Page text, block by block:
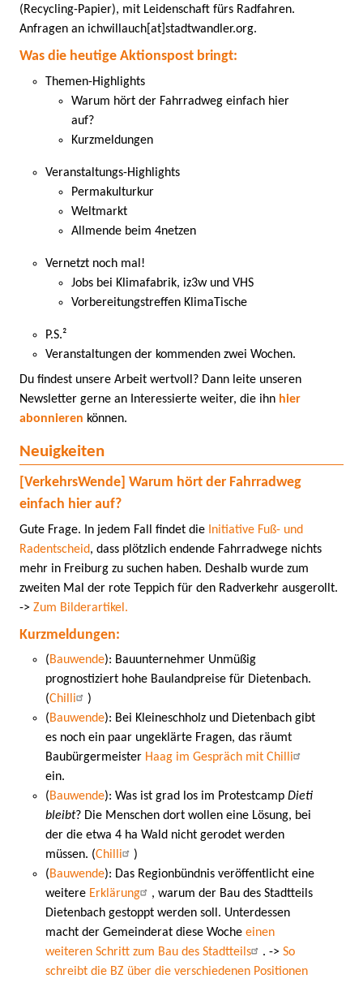
(Recycling-Papier), mit Leidenschaft fürs Radfahren.
Anfragen an ichwillauch[at]stadtwandler.org.
Was die heutige Aktionspost bringt:
Themen-Highlights
Warum hört der Fahrradweg einfach hier
auf?
Kurzmeldungen
Veranstaltungs-Highlights
Permakulturkur
Weltmarkt
Allmende beim 4netzen
Vernetzt noch mal!
Jobs bei Klimafabrik, iz3w und VHS
Vorbereitungstreffen KlimaTische
P.S.²
Veranstaltungen der kommenden zwei Wochen.
Du findest unsere Arbeit wertvoll? Dann leite unseren
Newsletter gerne an Interessierte weiter, die ihn hier
abonnieren können.
Neuigkeiten
[VerkehrsWende] Warum hört der Fahrradweg
einfach hier auf?
Gute Frage. In jedem Fall findet die Initiative Fuß- und
Radentscheid, dass plötzlich endende Fahrradwege nichts
mehr in Freiburg zu suchen haben. Deshalb wurde zum
zweiten Mal der rote Teppich für den Radverkehr ausgerollt.
-> Zum Bilderartikel.
Kurzmeldungen:
(Bauwende): Bauunternehmer Unmüßig
prognostiziert hohe Baulandpreise für Dietenbach.
(Chilli
)
(Bauwende): Bei Kleineschholz und Dietenbach gibt
es noch ein paar ungeklärte Fragen, das räumt
Baubürgermeister Haag im Gespräch mit Chilli
ein.
(Bauwende): Was ist grad los im Protestcamp Dieti
bleibt? Die Menschen dort wollen eine Lösung, bei
der die etwa 4 ha Wald nicht gerodet werden
müssen. (Chilli
)
(Bauwende): Das Regionbündnis veröffentlicht eine
weitere Erklärung
, warum der Bau des Stadtteils
Dietenbach gestoppt werden soll. Unterdessen
macht der Gemeinderat diese Woche einen
weiteren Schritt zum Bau des Stadtteils
. -> So
schreibt die BZ über die verschiedenen Positionen